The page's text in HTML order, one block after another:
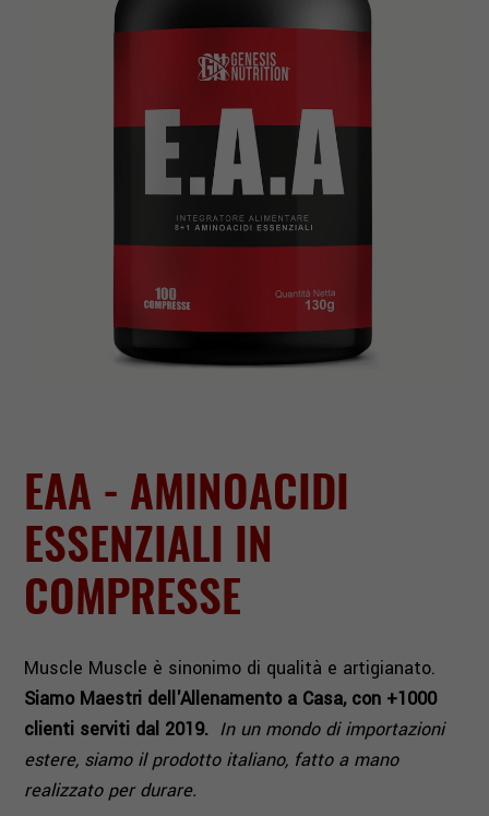
EAA - AMINOACIDI
ESSENZIALI IN
COMPRESSE
Muscle Muscle è sinonimo di qualità e artigianato.
Siamo Maestri dell'Allenamento a Casa, con +1000
clienti serviti dal 2019. In un mondo di importazioni
estere, siamo il prodotto italiano, fatto a mano
realizzato per durare.